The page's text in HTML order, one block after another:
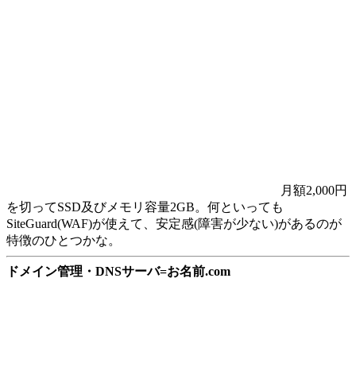
月額2,000円
を切ってSSD及びメモリ容量2GB。何といっても
SiteGuard(WAF)が使えて、安定感(障害が少ない)があるのが
特徴のひとつかな。
ドメイン管理・DNSサーバ=お名前.com